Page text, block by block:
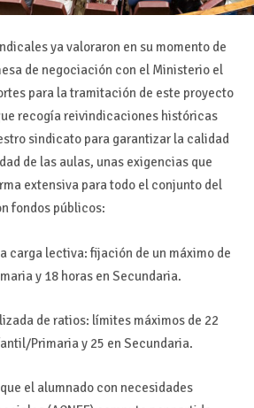
ya valoraron en su momento de
de negociación con el Ministerio el
para la tramitación de este proyecto
recogía reivindicaciones históricas
sindicato para garantizar la calidad
de las aulas, unas exigencias que
extensiva para todo el conjunto del
fondos públicos:
carga lectiva: fijación de un máximo de
y 18 horas en Secundaria.
de ratios: límites máximos de 22
Primaria y 25 en Secundaria.
el alumnado con necesidades